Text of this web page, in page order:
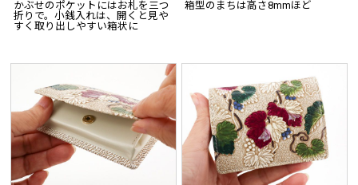
かぶせのポケットにはお札を三つ
折りで。小銭入れは、開くと見や
すく取り出しやすい箱状に
箱型のまちは高さ8mmほど